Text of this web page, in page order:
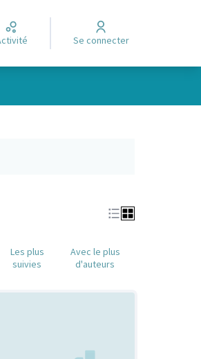
Activité Se connecter
Les plus
suivies
Avec le plus
d'auteurs